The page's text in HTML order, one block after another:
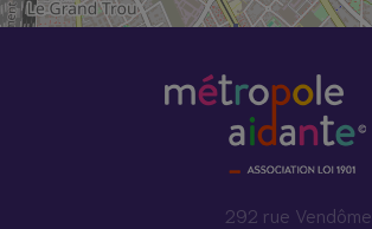
292 rue Vendôme